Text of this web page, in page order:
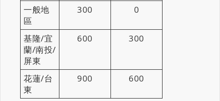
一般地
區
300 0
基隆/宜
蘭/南投/
屏東
600 300
花蓮/台
東
900 600